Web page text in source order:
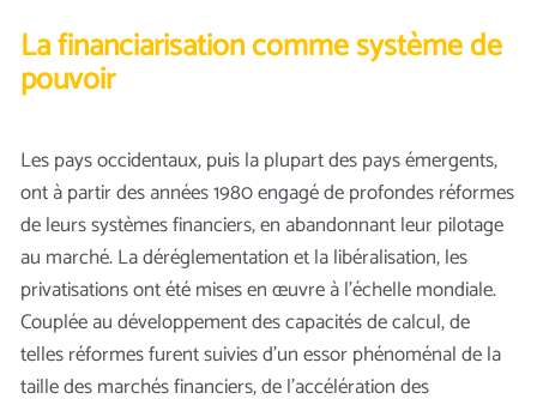
La financiarisation comme système de
pouvoir
Les pays occidentaux, puis la plupart des pays émergents,
ont à partir des années 1980 engagé de profondes réformes
de leurs systèmes financiers, en abandonnant leur pilotage
au marché. La déréglementation et la libéralisation, les
privatisations ont été mises en œuvre à l’échelle mondiale.
Couplée au développement des capacités de calcul, de
telles réformes furent suivies d’un essor phénoménal de la
taille des marchés financiers, de l’accélération des